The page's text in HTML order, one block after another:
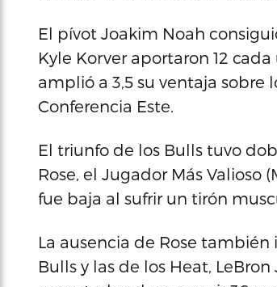
El pívot Joakim Noah
Kyle Korver aportaron 12
amplió a 3,5 su ventaja sobre
Conferencia Este.
El triunfo de los Bulls tuvo
Rose, el Jugador Más
fue baja al sufrir un tirón
La ausencia de Rose
Bulls y las de los Heat,